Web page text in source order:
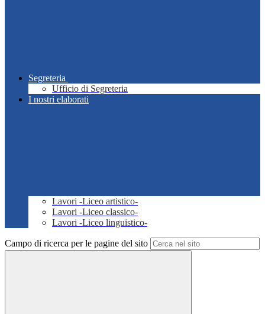
Segreteria
Ufficio di Segreteria
I nostri elaborati
Lavori -Liceo artistico-
Lavori -Liceo classico-
Lavori -Liceo linguistico-
Campo di ricerca per le pagine del sito